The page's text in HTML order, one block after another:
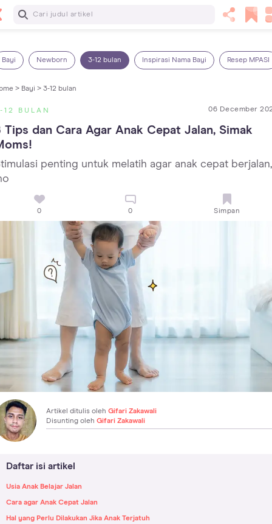
Baca Selanjutnya
Bayi Newborn 3-12 bulan Inspirasi Nama Bayi Resep MPASI
> Bayi > 3-12 bulan
12 BULAN 06 December
Tips dan Cara Agar Anak Cepat Jalan, Simak
penting untuk melatih agar anak cepat berjalan,
0 0 Simpan
Artikel ditulis oleh Gifari Zakawali
Disunting oleh Gifari Zakawali
Daftar isi artikel
Usia Anak Belajar Jalan
Cara agar Anak Cepat Jalan
Hal yang Perlu Dilakukan Jika Anak Terjatuh